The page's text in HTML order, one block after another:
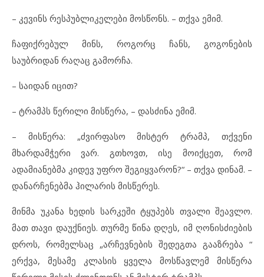
– კევინს რესპუბლიკელები მოსწონს. – თქვა ემიმ.
ჩაფიქრებულ მინს, როგორც ჩანს, გოგონების
საუბრიდან რაღაც გამორჩა.
– საიდან იცით?
– ტრამპს წერილი მისწერა, – დასძინა ემიმ.
– მისწერა: „ძვირფასო მისტერ ტრამპ, თქვენი
მხარდამჭერი ვარ. გთხოვთ, ისე მოიქცეთ, რომ
ადამიანებმა კიდევ უფრო შეგიყვარონ?“ – თქვა დინამ. –
დანარჩენებმა ჰილარის მისწერეს.
მინმა უკანა ხედის სარკეში ტყუპებს თვალი შეავლო.
მათ თავი დაუქნიეს. თურმე წინა დღეს, იმ ღონისძიების
დროს, რომელსაც „არჩევნების შედეგთა გააზრება “
ერქვა, მესამე კლასის ყველა მოსწავლემ მისწერა